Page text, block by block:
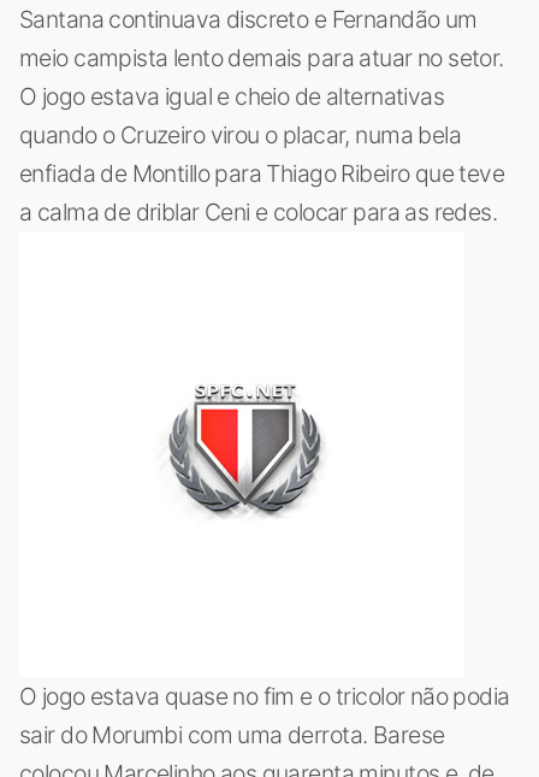
Santana continuava discreto e Fernandão um
meio campista lento demais para atuar no setor.
O jogo estava igual e cheio de alternativas
quando o Cruzeiro virou o placar, numa bela
enfiada de Montillo para Thiago Ribeiro que teve
a calma de driblar Ceni e colocar para as redes.
O jogo estava quase no fim e o tricolor não podia
sair do Morumbi com uma derrota. Barese